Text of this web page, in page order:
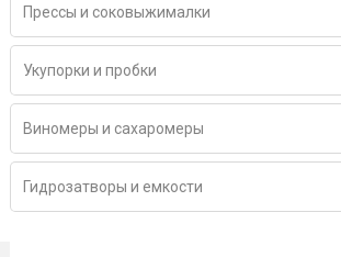
Прессы и соковыжималки
Укупорки и пробки
Виномеры и сахаромеры
Гидрозатворы и емкости